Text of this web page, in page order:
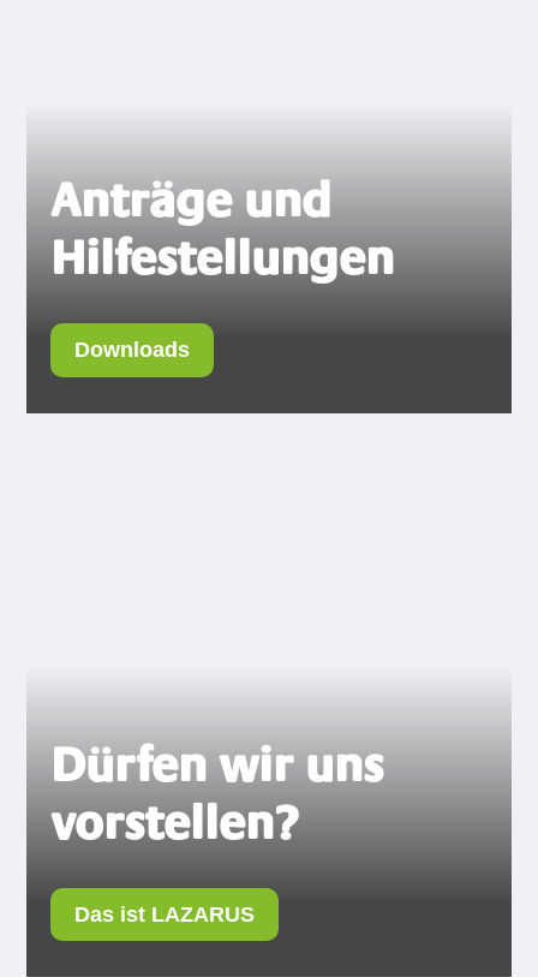
Anträge und
Hilfestellungen
Downloads
Dürfen wir uns
vorstellen?
Das ist LAZARUS